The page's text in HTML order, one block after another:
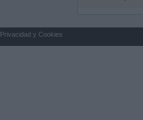
Privacidad y Cookies